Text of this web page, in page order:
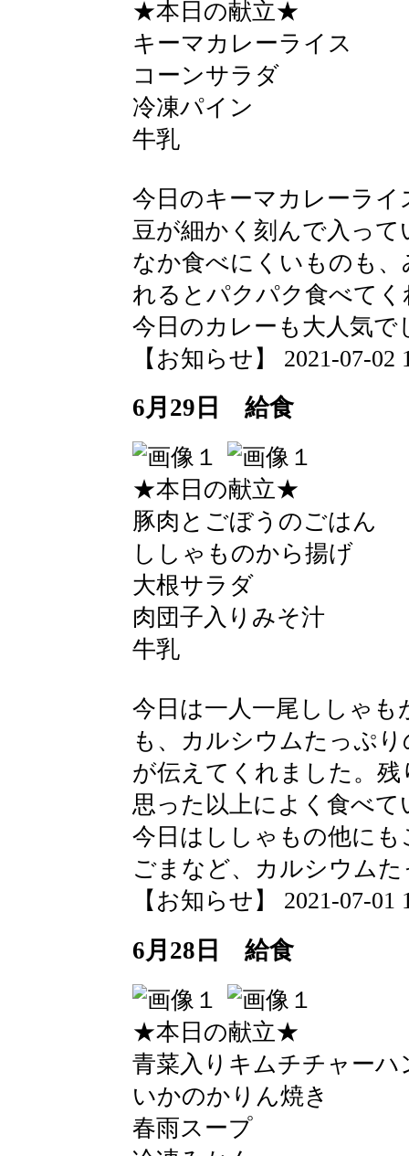
★本日の献立★
キーマカレーライス
コーンサラダ
冷凍パイン
牛乳
今日のキーマカレーライ
豆が細かく刻んで入っ
なか食べにくいものも
れるとパクパク食べて
今日のカレーも大人気で
【お知らせ】 2021-07-02
6月29日 給食
★本日の献立★
豚肉とごぼうのごはん
ししゃものから揚げ
大根サラダ
肉団子入りみそ汁
牛乳
今日は一人一尾ししゃ
も、カルシウムたっぷ
が伝えてくれました。
思った以上によく食べ
今日はししゃもの他に
ごまなど、カルシウム
【お知らせ】 2021-07-01
6月28日 給食
★本日の献立★
青菜入りキムチチャーハ
いかのかりん焼き
春雨スープ